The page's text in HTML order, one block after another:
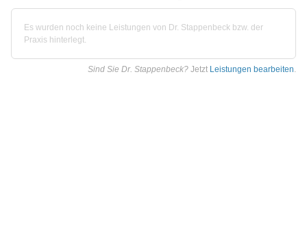
Es wurden noch keine Leistungen von Dr. Stappenbeck bzw. der
Praxis hinterlegt.
Sind Sie Dr. Stappenbeck? Jetzt Leistungen bearbeiten.